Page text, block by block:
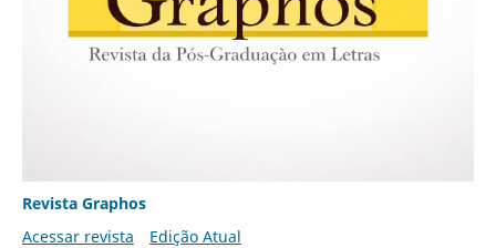
Revista Graphos
Acessar revista
Edição Atual